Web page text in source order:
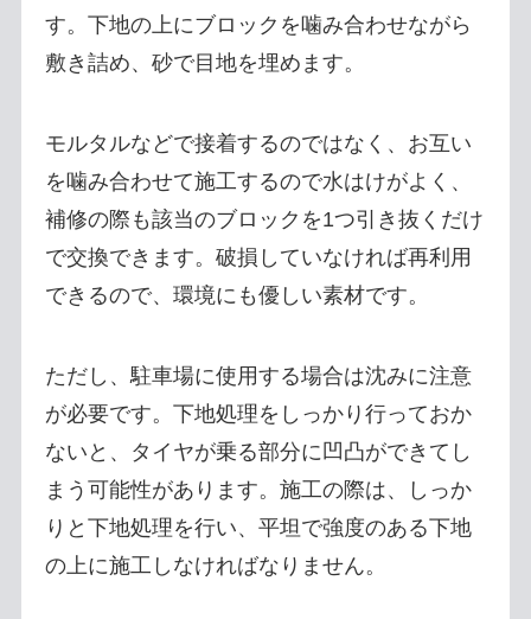
す。下地の上にブロックを噛み合わせながら
敷き詰め、砂で目地を埋めます。
モルタルなどで接着するのではなく、お互い
を噛み合わせて施工するので水はけがよく、
補修の際も該当のブロックを1つ引き抜くだけ
で交換できます。破損していなければ再利用
できるので、環境にも優しい素材です。
ただし、駐車場に使用する場合は沈みに注意
が必要です。下地処理をしっかり行っておか
ないと、タイヤが乗る部分に凹凸ができてし
まう可能性があります。施工の際は、しっか
りと下地処理を行い、平坦で強度のある下地
の上に施工しなければなりません。